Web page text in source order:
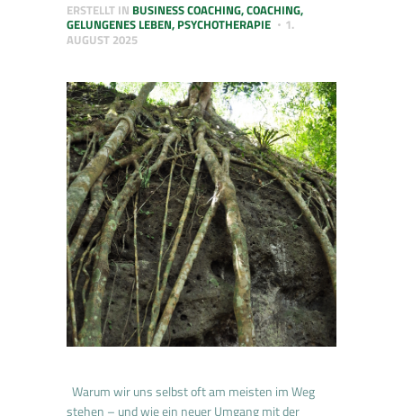
ERSTELLT IN BUSINESS COACHING,COACHING,
GELUNGENES LEBEN, PSYCHOTHERAPIE
1.
AUGUST 2025
Warum wir uns selbst oft am meisten im Weg
stehen – und wie ein neuer Umgang mit der